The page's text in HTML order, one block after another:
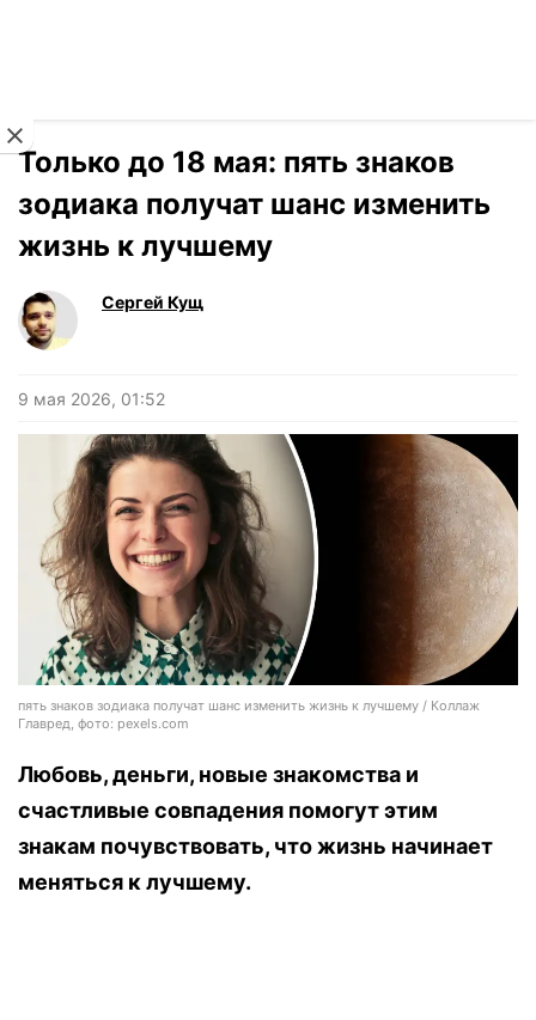
Только до 18 мая: пять знаков
зодиака получат шанс изменить
жизнь к лучшему
Сергей Кущ
9 мая 2026, 01:52
пять знаков зодиака получат шанс изменить жизнь к лучшему / Коллаж
Главред, фото: pexels.com
Любовь, деньги, новые знакомства и
счастливые совпадения помогут этим
знакам почувствовать, что жизнь начинает
меняться к лучшему.